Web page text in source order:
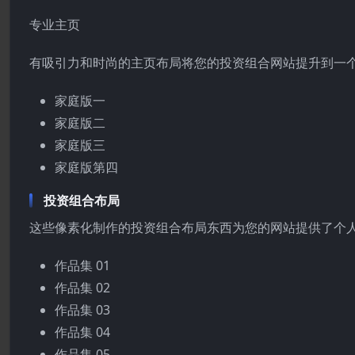
专业主页
有吸引力和时尚的主页布局将您的投资组合网站提升到一
家庭版一
家庭版二
家庭版三
家庭版第四
投资组合布局
这些像素化制作的投资组合布局东西为您的网站提供了个人
作品集 01
作品集 02
作品集 03
作品集 04